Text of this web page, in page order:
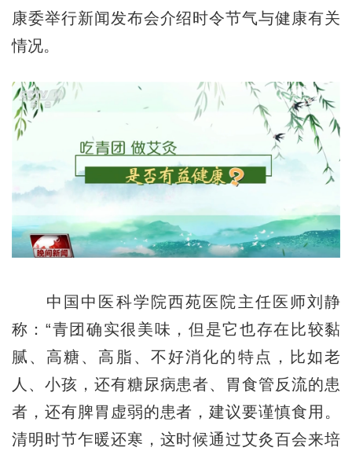
康委举行新闻发布会介绍时令节气与健康有关
情况。
中国中医科学院西苑医院主任医师刘静
称：“青团确实很美味，但是它也存在比较黏
腻、高糖、高脂、不好消化的特点，比如老
人、小孩，还有糖尿病患者、胃食管反流的患
者，还有脾胃虚弱的患者，建议要谨慎食用。
清明时节乍暖还寒，这时候通过艾灸百会来培